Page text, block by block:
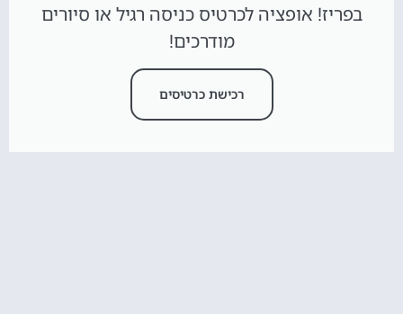
בפריז! אופציה לכרטיס כניסה רגיל או סיורים
מודרכים!
רכישת כרטיסים